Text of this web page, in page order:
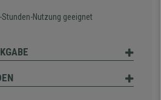
Stunden-Nutzung geeignet